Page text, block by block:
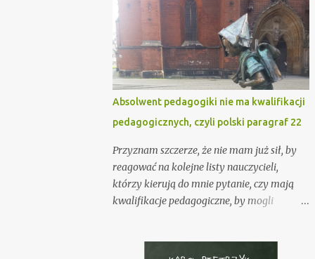
wspólnego, ale jestem w tej kwestii
tolerancyjny, zdając sobie sprawę z
problemów, jakie mogą wynikać dla
nadawcy, jego otoczenia czy adresata ze
względu na treść listu. Zostawiam to zatem
na boku. Podejmę jednak kwestię, na którą
zwracają uwagę także językoznawcy,
słusznie uczulając nas na właściwy sposób
komunikowania się ze sobą, a co jest
niewątpliwie częścią wspomnianego przeze
mnie dobrego wychowania. Mam też
świadomość, że kategoria dobrych manier,
o wychowaniu mogę się o nią upomnieć,
Absolwent pedagogiki nie ma kwalifikacji
pedagogicznych, czyli polski paragraf 22
Przyznam szczerze, że nie mam już sił, by
reagować na kolejne listy nauczycieli,
którzy kierują do mnie pytanie, czy mają
kwalifikacje pedagogiczne, by mogli
stanowisku nauczyciela w świetlicy czy jako